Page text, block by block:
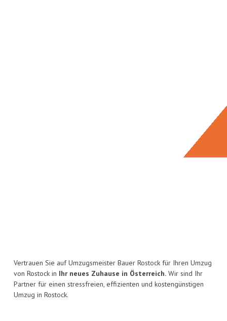
Vertrauen Sie auf Umzugsmeister Bauer Rostock für Ihren Umzug
von Rostock in Ihr neues Zuhause in Österreich. Wir sind Ihr
Partner für einen stressfreien, effizienten und kostengünstigen
Umzug in Rostock.